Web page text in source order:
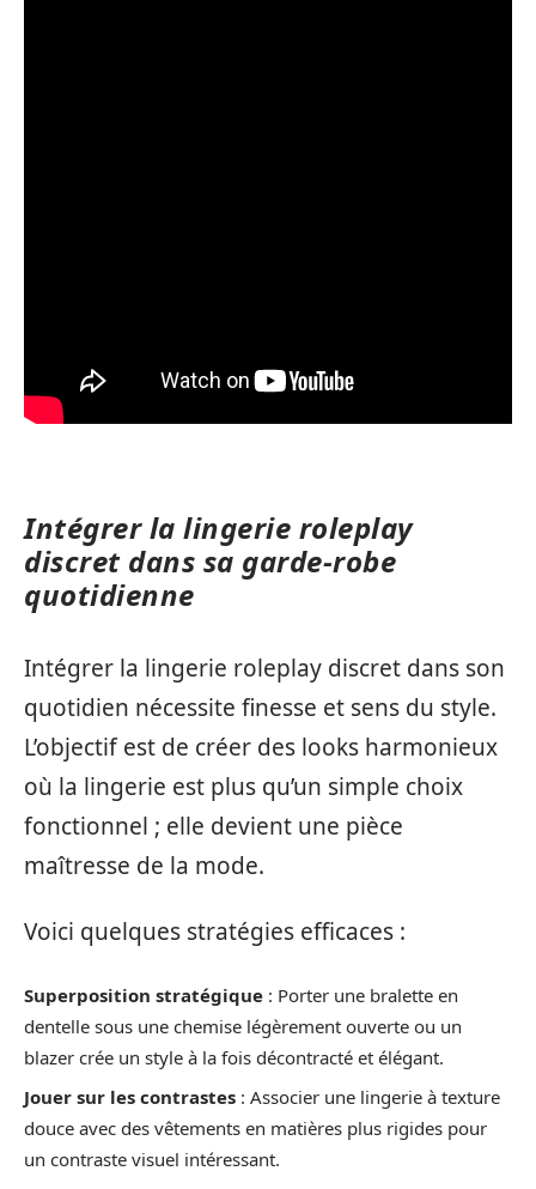
Intégrer la lingerie roleplay
discret dans sa garde-robe
quotidienne
Intégrer la lingerie roleplay discret dans son
quotidien nécessite finesse et sens du style.
L’objectif est de créer des looks harmonieux
où la lingerie est plus qu’un simple choix
fonctionnel ; elle devient une pièce
maîtresse de la mode.
Voici quelques stratégies efficaces :
Superposition stratégique : Porter une bralette en
dentelle sous une chemise légèrement ouverte ou un
blazer crée un style à la fois décontracté et élégant.
Jouer sur les contrastes : Associer une lingerie à texture
douce avec des vêtements en matières plus rigides pour
un contraste visuel intéressant.